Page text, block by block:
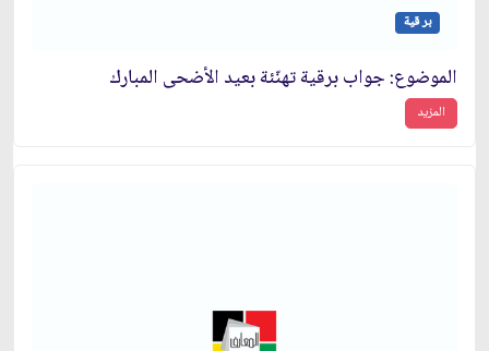
بر قية
الموضوع: جواب برقية تهنّئة بعيد الأضحى المبارك‏
المزيد